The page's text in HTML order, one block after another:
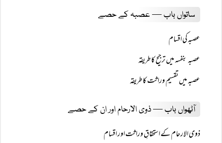
ساتواں باب — عصبہ کے حصے
عصبہ کی اقسام
عصبہ بنفسہ میں ترجیح کا طریقہ
عصبہ میں تقسیمِ وراثت کا طریقہ
آٹھواں باب — ذوی الارحام اور ان کے حصے
ذوی الارحام کے استحقاقِ وراثت اور اقسام